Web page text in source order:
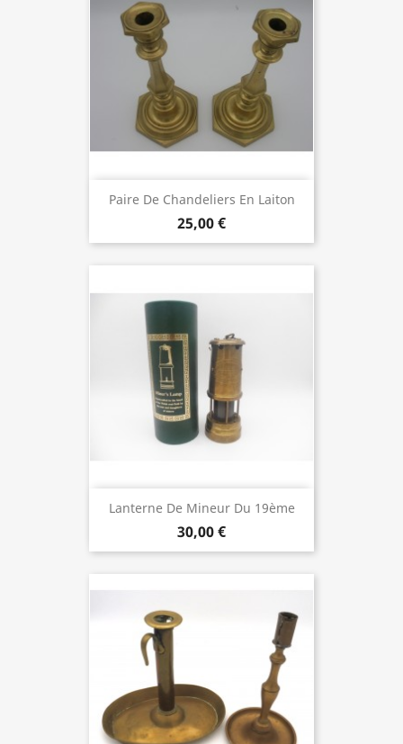
Paire De Chandeliers En Laiton
25,00 €
Lanterne De Mineur Du 19ème
30,00 €